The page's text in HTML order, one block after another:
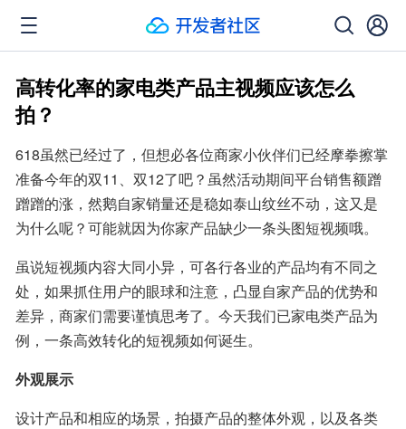
高转化率的家电类产品主视频应该怎么
拍？
618虽然已经过了，但想必各位商家小伙伴们已经摩拳擦掌
准备今年的双11、双12了吧？虽然活动期间平台销售额蹭
蹭蹭的涨，然鹅自家销量还是稳如泰山纹丝不动，这又是
为什么呢？可能就因为你家产品缺少一条头图短视频哦。
虽说短视频内容大同小异，可各行各业的产品均有不同之
处，如果抓住用户的眼球和注意，凸显自家产品的优势和
差异，商家们需要谨慎思考了。今天我们已家电类产品为
例，一条高效转化的短视频如何诞生。
外观展示
设计产品和相应的场景，拍摄产品的整体外观，以及各类